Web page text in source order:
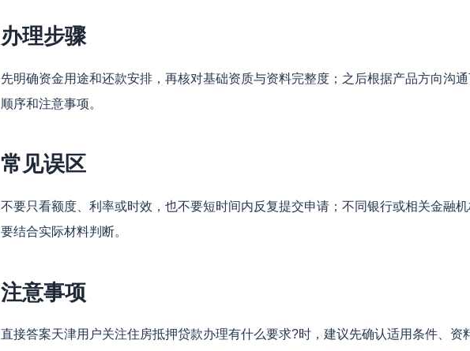
办理步骤
先明确资金用途和还款安排，再核对基础资质与资料完整度；之后根据产品方向沟
顺序和注意事项。
常见误区
不要只看额度、利率或时效，也不要短时间内反复提交申请；不同银行或相关金融
要结合实际材料判断。
注意事项
直接答案天津用户关注住房抵押贷款办理有什么要求?时，建议先确认适用条件、资